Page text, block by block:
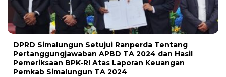
DPRD Simalungun Setujui Ranperda Tentang
Pertanggungjawaban APBD TA 2024 dan Hasil
Pemeriksaan BPK-RI Atas Laporan Keuangan
Pemkab Simalungun TA 2024